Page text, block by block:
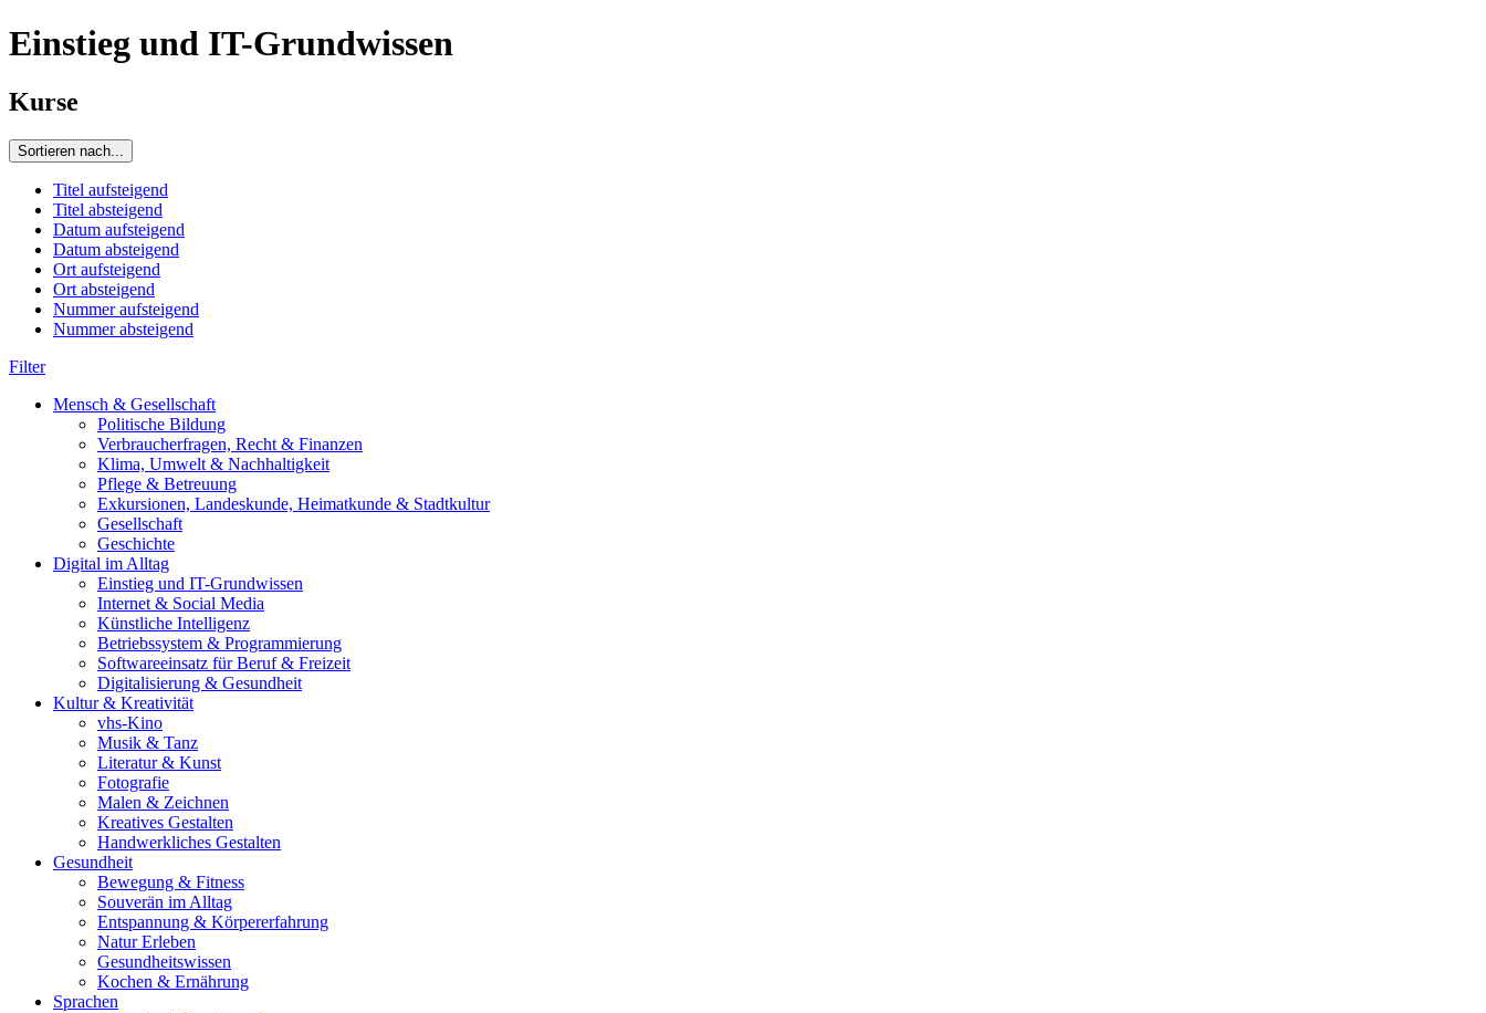
Einstieg und IT-Grundwissen
Kurse
Sortieren nach...
Titel aufsteigend
Titel absteigend
Datum aufsteigend
Datum absteigend
Ort aufsteigend
Ort absteigend
Nummer aufsteigend
Nummer absteigend
Filter
Mensch & Gesellschaft
Politische Bildung
Verbraucherfragen, Recht & Finanzen
Klima, Umwelt & Nachhaltigkeit
Pflege & Betreuung
Exkursionen, Landeskunde, Heimatkunde & Stadtkultur
Gesellschaft
Geschichte
Digital im Alltag
Einstieg und IT-Grundwissen
Internet & Social Media
Künstliche Intelligenz
Betriebssystem & Programmierung
Softwareeinsatz für Beruf & Freizeit
Digitalisierung & Gesundheit
Kultur & Kreativität
vhs-Kino
Musik & Tanz
Literatur & Kunst
Fotografie
Malen & Zeichnen
Kreatives Gestalten
Handwerkliches Gestalten
Gesundheit
Bewegung & Fitness
Souverän im Alltag
Entspannung & Körpererfahrung
Natur Erleben
Gesundheitswissen
Kochen & Ernährung
Sprachen